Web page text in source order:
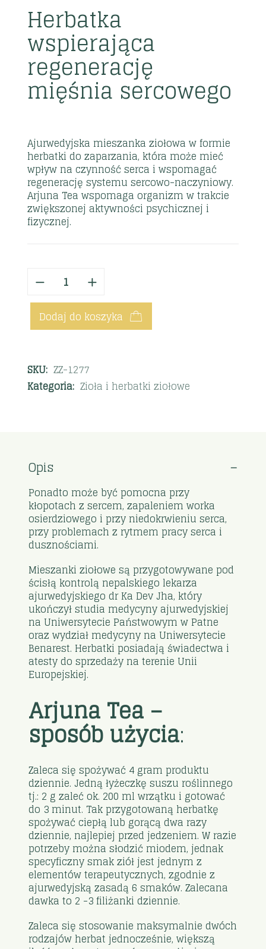
Herbatka
wspierająca
regenerację
mięśnia sercowego
Ajurwedyjska mieszanka ziołowa w formie
herbatki do zaparzania, która może mieć
wpływ na czynność serca i wspomagać
regenerację systemu sercowo-naczyniowy.
Arjuna Tea wspomaga organizm w trakcie
zwiększonej aktywności psychicznej i
fizycznej.
Dodaj do koszyka
SKU: ZZ-1277
Kategoria: Zioła i herbatki ziołowe
Opis
Ponadto może być pomocna przy
kłopotach z sercem, zapaleniem worka
osierdziowego i przy niedokrwieniu serca,
przy problemach z rytmem pracy serca i
dusznościami.
Mieszanki ziołowe są przygotowywane pod
ścisłą kontrolą nepalskiego lekarza
ajurwedyjskiego dr Ka Dev Jha, który
ukończył studia medycyny ajurwedyjskiej
na Uniwersytecie Państwowym w Patne
oraz wydział medycyny na Uniwersytecie
Benarest. Herbatki posiadają świadectwa i
atesty do sprzedaży na terenie Unii
Europejskiej.
Arjuna Tea –
sposób użycia:
Zaleca się spożywać 4 gram produktu
dziennie. Jedną łyżeczkę suszu roślinnego
tj.: 2 g zaleć ok. 200 ml wrzątku i gotować
do 3 minut. Tak przygotowaną herbatkę
spożywać ciepłą lub gorącą dwa razy
dziennie, najlepiej przed jedzeniem. W razie
potrzeby można słodzić miodem, jednak
specyficzny smak ziół jest jednym z
elementów terapeutycznych, zgodnie z
ajurwedyjską zasadą 6 smaków. Zalecana
dawka to 2 -3 filiżanki dziennie.
Zaleca się stosowanie maksymalnie dwóch
rodzajów herbat jednocześnie, większą